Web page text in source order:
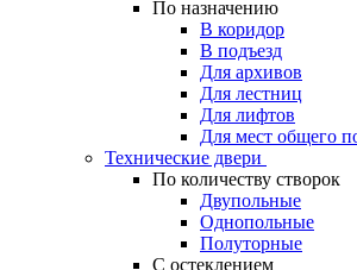
По назначению
В коридор
В подъезд
Для архивов
Для лестниц
Для лифтов
Для мест общего
Технические двери
По количеству створок
Двупольные
Однопольные
Полуторные
С остеклением